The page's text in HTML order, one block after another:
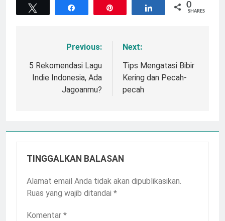
Share 0
SHARES
Navigasi
pos
Previous:
5 Rekomendasi Lagu
Indie Indonesia, Ada
Jagoanmu?
Next:
Tips Mengatasi Bibir
Kering dan Pecah-
pecah
TINGGALKAN BALASAN
Alamat email Anda tidak akan dipublikasikan.
Ruas yang wajib ditandai *
Komentar *